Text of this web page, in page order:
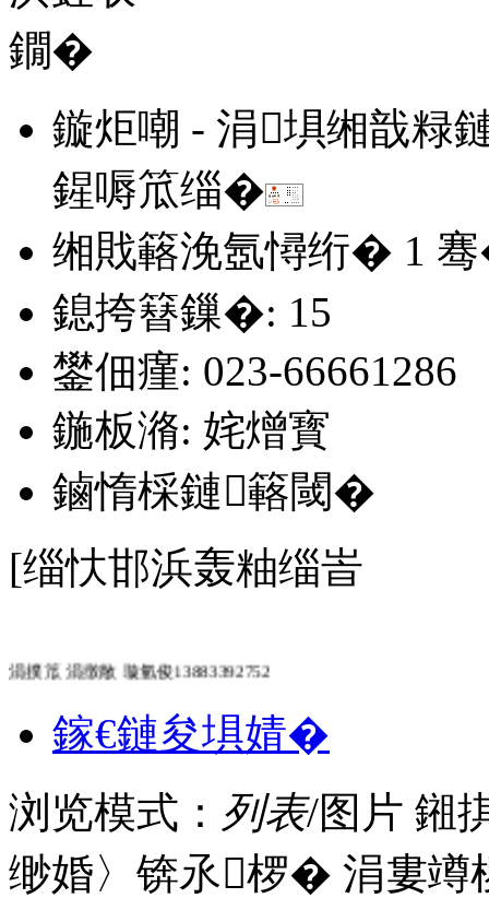
鏇炬嘲 - 涓埧缃戠粶
鍟嗕笟缁�
缃戝簵浼氬憳绗� 1
鎴挎簮鏁�: 15
鐢佃瘽: 023-66661286
鍦板潃: 姹熷寳
鏀惰棌鏈簵閾�
[缁忕邯浜轰粙缁峕
涓撲笟 涓撴敞 璇氫俊13883392752
鎵€鏈夋埧婧�
浏览模式： 列表/图片 鎺
缈婚〉锛氶椤� 涓婁